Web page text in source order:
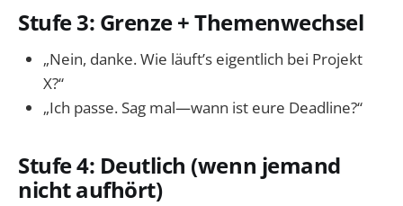
Stufe 3: Grenze + Themenwechsel
„Nein, danke. Wie läuft’s eigentlich bei Projekt
X?“
„Ich passe. Sag mal—wann ist eure Deadline?“
Stufe 4: Deutlich (wenn jemand
nicht aufhört)